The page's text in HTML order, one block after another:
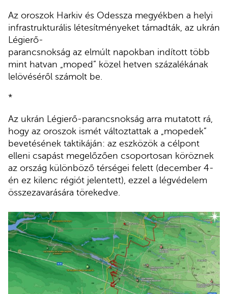
Az oroszok Harkiv és Odessza megyékben a helyi
infrastrukturális létesítményeket támadták, az ukrán
Légierő-
parancsnokság az elmúlt napokban indított több
mint hatvan „moped” közel hetven százalékának
lelövéséről számolt be.
*
Az ukrán Légierő-parancsnokság arra mutatott rá,
hogy az oroszok ismét változtattak a „mopedek”
bevetésének taktikáján: az eszközök a célpont
elleni csapást megelőzően csoportosan köröznek
az ország különböző térségei felett (december 4-
én ez kilenc régiót jelentett), ezzel a légvédelem
összezavarására törekedve.